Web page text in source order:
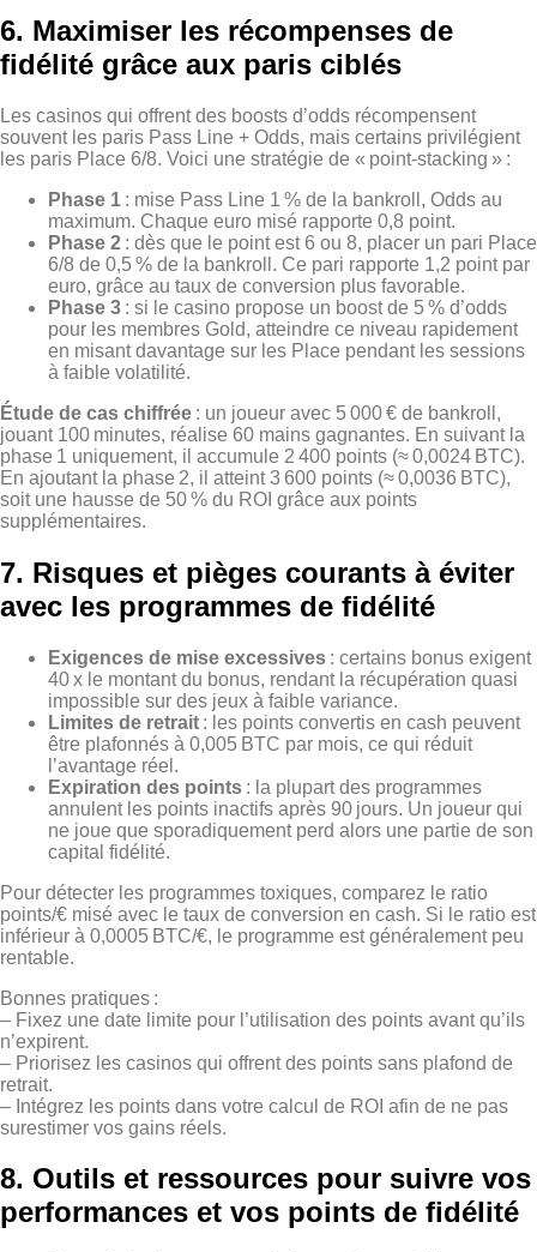
6. Maximiser les récompenses de
fidélité grâce aux paris ciblés
Les casinos qui offrent des boosts d’odds récompensent
souvent les paris Pass Line + Odds, mais certains privilégient
les paris Place 6/8. Voici une stratégie de « point‑stacking » :
Phase 1 : mise Pass Line 1 % de la bankroll, Odds au
maximum. Chaque euro misé rapporte 0,8 point.
Phase 2 : dès que le point est 6 ou 8, placer un pari Place
6/8 de 0,5 % de la bankroll. Ce pari rapporte 1,2 point par
euro, grâce au taux de conversion plus favorable.
Phase 3 : si le casino propose un boost de 5 % d’odds
pour les membres Gold, atteindre ce niveau rapidement
en misant davantage sur les Place pendant les sessions
à faible volatilité.
Étude de cas chiffrée : un joueur avec 5 000 € de bankroll,
jouant 100 minutes, réalise 60 mains gagnantes. En suivant la
phase 1 uniquement, il accumule 2 400 points (≈ 0,0024 BTC).
En ajoutant la phase 2, il atteint 3 600 points (≈ 0,0036 BTC),
soit une hausse de 50 % du ROI grâce aux points
supplémentaires.
7. Risques et pièges courants à éviter
avec les programmes de fidélité
Exigences de mise excessives : certains bonus exigent
40 x le montant du bonus, rendant la récupération quasi
impossible sur des jeux à faible variance.
Limites de retrait : les points convertis en cash peuvent
être plafonnés à 0,005 BTC par mois, ce qui réduit
l’avantage réel.
Expiration des points : la plupart des programmes
annulent les points inactifs après 90 jours. Un joueur qui
ne joue que sporadiquement perd alors une partie de son
capital fidélité.
Pour détecter les programmes toxiques, comparez le ratio
points/€ misé avec le taux de conversion en cash. Si le ratio est
inférieur à 0,0005 BTC/€, le programme est généralement peu
rentable.
Bonnes pratiques :
– Fixez une date limite pour l’utilisation des points avant qu’ils
n’expirent.
– Priorisez les casinos qui offrent des points sans plafond de
retrait.
– Intégrez les points dans votre calcul de ROI afin de ne pas
surestimer vos gains réels.
8. Outils et ressources pour suivre vos
performances et vos points de fidélité